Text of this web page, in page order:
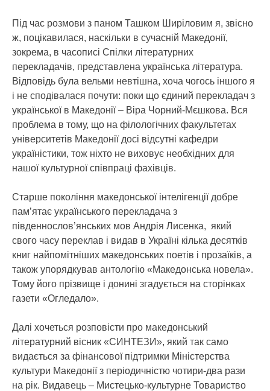
Під час розмови з паном Ташком Ширіловим я, звісно
ж, поцікавилася, наскільки в сучасній Македонії,
зокрема, в часописі Спілки літературних
перекладачів, представлена українська література.
Відповідь була вельми невтішна, хоча чогось іншого я
і не сподівалася почути: поки що єдиний перекладач з
української в Македонії – Віра Чорний-Мєшкова. Вся
проблема в тому, що на філологічних факультетах
університетів Македонії досі відсутні кафедри
україністики, тож ніхто не виховує необхідних для
нашої культурної співпраці фахівців.
Старше покоління македонської інтелігенції добре
пам’ятає українського перекладача з
південнослов’янських мов Андрія Лисенка, який
свого часу переклав і видав в Україні кілька десятків
книг найпомітніших македонських поетів і прозаїків, а
також упорядкував антологію «Македонська новела».
Тому його прізвище і донині згадується на сторінках
газети «Огледало».
Далі хочеться розповісти про македонський
літературний вісник «СИНТЕЗИ», який так само
видається за фінансової підтримки Міністерства
культури Македонії з періодичністю чотири-два рази
на рік. Видавець – Мистецько-культурне Товариство